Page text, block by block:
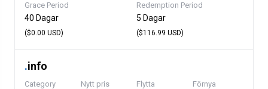
Grace Period
40 Dagar
($0.00 USD)
Redemption Period
5 Dagar
($116.99 USD)
.info
Category Nytt pris Flytta Förnya